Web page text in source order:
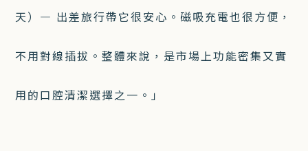
天）— 出差旅行帶它很安心。磁吸充電也很方便，
不用對線插拔。整體來說，是市場上功能密集又實
用的口腔清潔選擇之一。」